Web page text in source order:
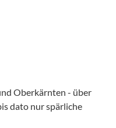
Oberkärnten - über
dato nur spärliche